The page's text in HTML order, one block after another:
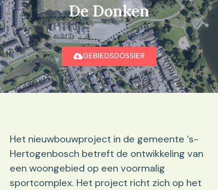
De Donken
GEBIEDSDOSSIER
Het nieuwbouwproject in de gemeente ‘s-
Hertogenbosch betreft de ontwikkeling van
een woongebied op een voormalig
sportcomplex. Het project richt zich op het